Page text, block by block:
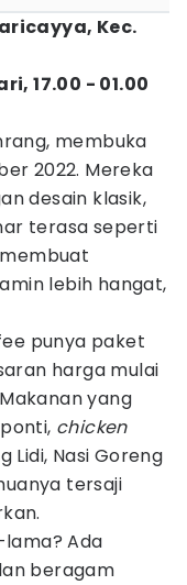
Kec.
17.00 - 01.00
membuka
2022. Mereka
desain klasik,
terasa seperti
lebih hangat,
punya paket
harga mulai
yang
chicken
Lidi, Nasi Goreng
tersaji
Ada
beragam